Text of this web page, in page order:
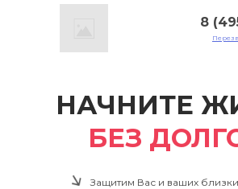
8
НАЧНИТЕ
БЕЗ
Защитим Вас и ваших